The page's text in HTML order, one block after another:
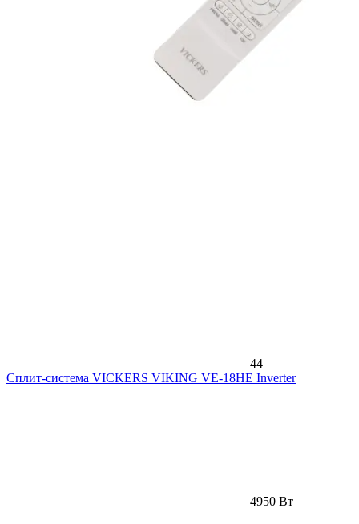
44
Сплит-система VICKERS VIKING VE-18HE Inverter
4950 Вт